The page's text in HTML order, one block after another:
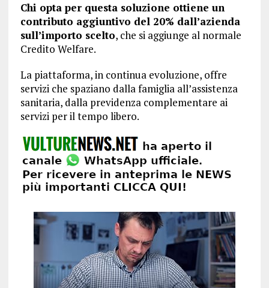
Chi opta per questa soluzione ottiene un
contributo aggiuntivo del 20% dall’azienda
sull’importo scelto, che si aggiunge al normale
Credito Welfare.
La piattaforma, in continua evoluzione, offre
servizi che spaziano dalla famiglia all’assistenza
sanitaria, dalla previdenza complementare ai
servizi per il tempo libero.